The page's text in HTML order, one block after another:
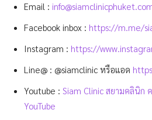
Email :
Facebook inbox : https://m.me/
Instagram : https://
Line@ : @siamclinic หรือแอด
Youtube : Siam Clinic สยามคลินิก
YouTube